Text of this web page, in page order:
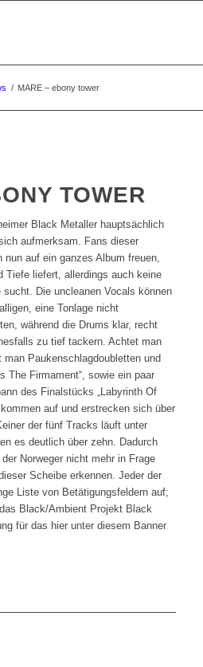
/ MARE – ebony tower
TOWER
Black Metaller hauptsächlich
aufmerksam. Fans dieser
auf ein ganzes Album freuen,
Tiefe liefert, allerdings auch keine
Die uncleanen Vocals können
eine Tonlage nicht
während die Drums klar, recht
zu tief tackern. Achtet man
Paukenschlagdoubletten und
The Firmament“, sowie ein paar
des Finalstücks „Labyrinth Of
auf und erstrecken sich über
der fünf Tracks läuft unter
es deutlich über zehn. Dadurch
Norweger nicht mehr in Frage
Scheibe erkennen. Jeder der
Liste von Betätigungsfeldern auf;
Black/Ambient Projekt Black
für das hier unter diesem Banner